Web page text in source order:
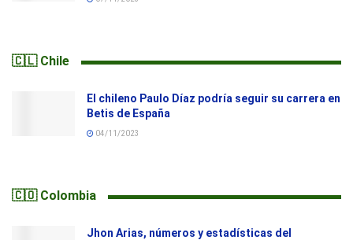
🇨🇱 Chile
El chileno Paulo Díaz podría seguir su carrera en
Betis de España
04/11/2023
🇨🇴 Colombia
Jhon Arias, números y estadísticas del